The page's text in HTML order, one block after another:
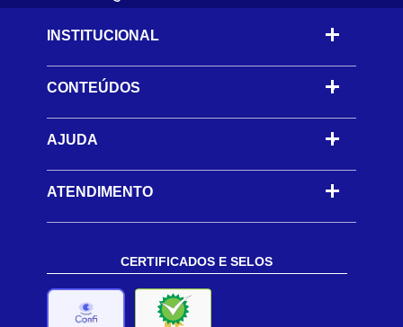
INSTITUCIONAL
CONTEÚDOS -
AJUDA -
ATENDIMENTO
CERTIFICADOS E SELOS